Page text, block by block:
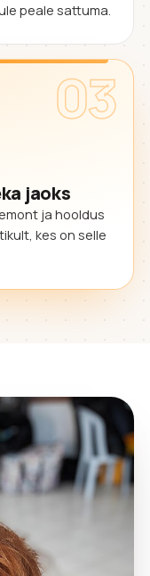
peale sattuma.
03
jaoks
ja hooldus
kes on selle